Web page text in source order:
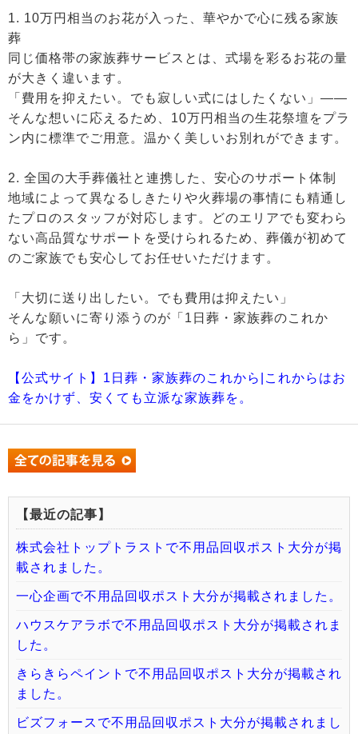
1. 10万円相当のお花が入った、華やかで心に残る家族
葬
同じ価格帯の家族葬サービスとは、式場を彩るお花の量
が大きく違います。
「費用を抑えたい。でも寂しい式にはしたくない」——
そんな想いに応えるため、10万円相当の生花祭壇をプラ
ン内に標準でご用意。温かく美しいお別れができます。
2. 全国の大手葬儀社と連携した、安心のサポート体制
地域によって異なるしきたりや火葬場の事情にも精通し
たプロのスタッフが対応します。どのエリアでも変わら
ない高品質なサポートを受けられるため、葬儀が初めて
のご家族でも安心してお任せいただけます。
「大切に送り出したい。でも費用は抑えたい」
そんな願いに寄り添うのが「1日葬・家族葬のこれか
ら」です。
【公式サイト】1日葬・家族葬のこれから|これからはお
金をかけず、安くても立派な家族葬を。
【最近の記事】
株式会社トップトラストで不用品回収ポスト大分が掲
載されました。
一心企画で不用品回収ポスト大分が掲載されました。
ハウスケアラボで不用品回収ポスト大分が掲載されま
した。
きらきらペイントで不用品回収ポスト大分が掲載され
ました。
ビズフォースで不用品回収ポスト大分が掲載されまし